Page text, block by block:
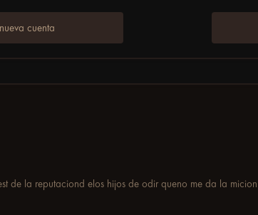
cuenta
de la reputaciond elos hijos de odir queno me da la micion